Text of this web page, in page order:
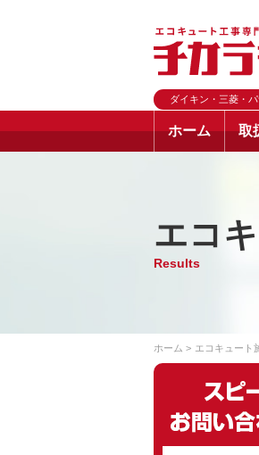
ダイキン・三菱・
ホーム 取
エコ
Results
ホーム エコキュート